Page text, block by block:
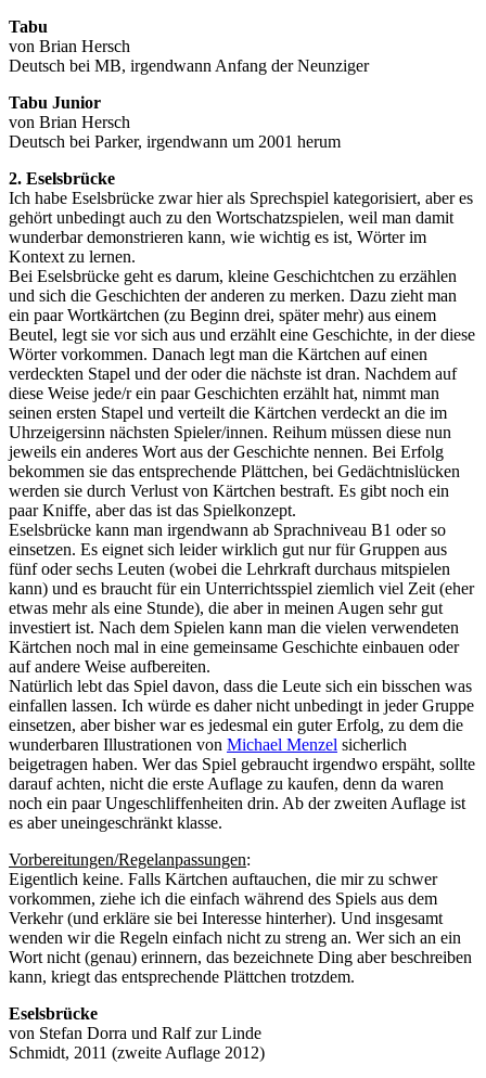
Tabu
von Brian Hersch
Deutsch bei MB, irgendwann Anfang der Neunziger
Tabu Junior
von Brian Hersch
Deutsch bei Parker, irgendwann um 2001 herum
2. Eselsbrücke
Ich habe Eselsbrücke zwar hier als Sprechspiel kategorisiert, aber es
gehört unbedingt auch zu den Wortschatzspielen, weil man damit
wunderbar demonstrieren kann, wie wichtig es ist, Wörter im
Kontext zu lernen.
Bei Eselsbrücke geht es darum, kleine Geschichtchen zu erzählen
und sich die Geschichten der anderen zu merken. Dazu zieht man
ein paar Wortkärtchen (zu Beginn drei, später mehr) aus einem
Beutel, legt sie vor sich aus und erzählt eine Geschichte, in der diese
Wörter vorkommen. Danach legt man die Kärtchen auf einen
verdeckten Stapel und der oder die nächste ist dran. Nachdem auf
diese Weise jede/r ein paar Geschichten erzählt hat, nimmt man
seinen ersten Stapel und verteilt die Kärtchen verdeckt an die im
Uhrzeigersinn nächsten Spieler/innen. Reihum müssen diese nun
jeweils ein anderes Wort aus der Geschichte nennen. Bei Erfolg
bekommen sie das entsprechende Plättchen, bei Gedächtnislücken
werden sie durch Verlust von Kärtchen bestraft. Es gibt noch ein
paar Kniffe, aber das ist das Spielkonzept.
Eselsbrücke kann man irgendwann ab Sprachniveau B1 oder so
einsetzen. Es eignet sich leider wirklich gut nur für Gruppen aus
fünf oder sechs Leuten (wobei die Lehrkraft durchaus mitspielen
kann) und es braucht für ein Unterrichtsspiel ziemlich viel Zeit (eher
etwas mehr als eine Stunde), die aber in meinen Augen sehr gut
investiert ist. Nach dem Spielen kann man die vielen verwendeten
Kärtchen noch mal in eine gemeinsame Geschichte einbauen oder
auf andere Weise aufbereiten.
Natürlich lebt das Spiel davon, dass die Leute sich ein bisschen was
einfallen lassen. Ich würde es daher nicht unbedingt in jeder Gruppe
einsetzen, aber bisher war es jedesmal ein guter Erfolg, zu dem die
wunderbaren Illustrationen von Michael Menzel sicherlich
beigetragen haben. Wer das Spiel gebraucht irgendwo erspäht, sollte
darauf achten, nicht die erste Auflage zu kaufen, denn da waren
noch ein paar Ungeschliffenheiten drin. Ab der zweiten Auflage ist
es aber uneingeschränkt klasse.
Vorbereitungen/Regelanpassungen:
Eigentlich keine. Falls Kärtchen auftauchen, die mir zu schwer
vorkommen, ziehe ich die einfach während des Spiels aus dem
Verkehr (und erkläre sie bei Interesse hinterher). Und insgesamt
wenden wir die Regeln einfach nicht zu streng an. Wer sich an ein
Wort nicht (genau) erinnern, das bezeichnete Ding aber beschreiben
kann, kriegt das entsprechende Plättchen trotzdem.
Eselsbrücke
von Stefan Dorra und Ralf zur Linde
Schmidt, 2011 (zweite Auflage 2012)